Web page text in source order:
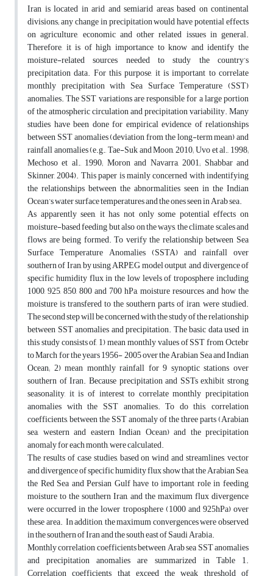
Iran is located in arid and semiarid areas based on continental
divisions; any change in precipitation would have potential effects
on agriculture, economic and other related issues in general.
Therefore, it is of high importance to know and identify the
moisture-related sources needed to study the country’s
precipitation data. For this purpose, it is important to correlate
monthly precipitation with Sea Surface Temperature (SST)
anomalies. The SST variations are responsible for a large portion
of the atmospheric circulation and precipitation variability. Many
studies have been done for empirical evidence of relationships
between SST anomalies (deviation from the long-term mean) and
rainfall anomalies (e.g., Tae-Suk and Moon, 2010; Uvo et al., 1998;
Mechoso et al., 1990; Moron and Navarra, 2001; Shabbar and
Skinner, 2004). This paper is mainly concerned with indentifying
the relationships between the abnormalities seen in the Indian
Ocean’s water surface temperatures and the ones seen in Arab sea.
As apparently seen, it has not only some potential effects on
moisture-based feeding but also on the ways, the climate scales and
flows are being formed. To verify the relationship between Sea
Surface Temperature Anomalies (SSTA) and rainfall over
southern of Iran, by using ARPEG model output and divergence of
specific humidity flux in the low levels of troposphere including
1000, 925, 850, 800 and 700 hPa, moisture resources and how the
moisture is transfered to the southern parts of iran, were studied.
The second step will be concerned with the study of the relationship
between SST anomalies and precipitation. The basic data used in
this study consists of, 1) mean monthly values of SST from Octebr
to March for the years 1956- 2005 over the Arabian Sea and Indian
Ocean; 2) mean monthly rainfall for 9 synoptic stations over
southern of Iran. Because precipitation and SSTs exhibit strong
seasonality, it is of interest to correlate monthly precipitation
anomalies with the SST anomalies. To do this, correlation
coefficients, between the SST anomaly of the three parts (Arabian
sea, western and eastern Indian Ocean) and the precipitation
anomaly for each month, were calculated.
The results of case studies, based on wind and streamlines, vector
and divergence of specific humidity flux show that the Arabian Sea,
the Red Sea and Persian Gulf have to important role in feeding
moisture to the southern Iran, and the maximum flux divergence
were occurred in the lower troposphere (1000 and 925hPa) over
these area. In addition, the maximum convergences were observed
in the southern of Iran and the south east of Saudi Arabia.
Monthly correlation coefficients between Arab sea SST anomalies
and precipitation anomalies are summarized in Table 1.